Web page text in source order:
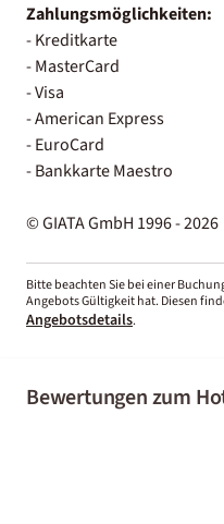
Zahlungsmöglichkeiten:
- Kreditkarte
- MasterCard
- Visa
- American Express
- EuroCard
- Bankkarte Maestro
© GIATA GmbH 1996 - 2026
Bitte beachten Sie bei einer
Angebots Gültigkeit hat. Diesen
Angebotsdetails.
Bewertungen zum